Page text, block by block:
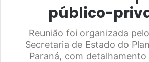
público-
Reunião foi organizada
Secretaria de Estado do
Paraná, com detalhamento